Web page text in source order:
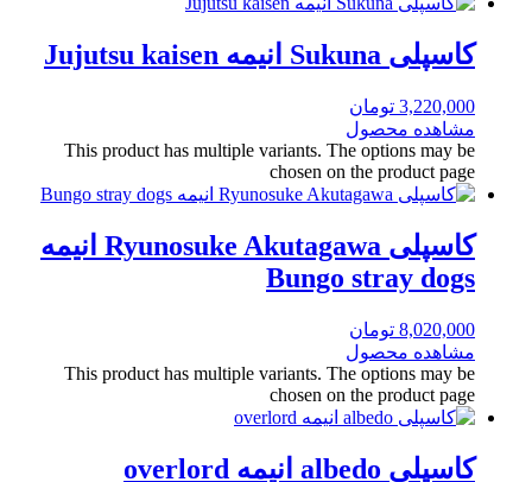
کاسپلی Sukuna انیمه Jujutsu kaisen
3,220,000 تومان
مشاهده محصول
This product has multiple variants. The options may be
chosen on the product page
کاسپلی Ryunosuke Akutagawa انیمه
Bungo stray dogs
8,020,000 تومان
مشاهده محصول
This product has multiple variants. The options may be
chosen on the product page
کاسپلی albedo انیمه overlord